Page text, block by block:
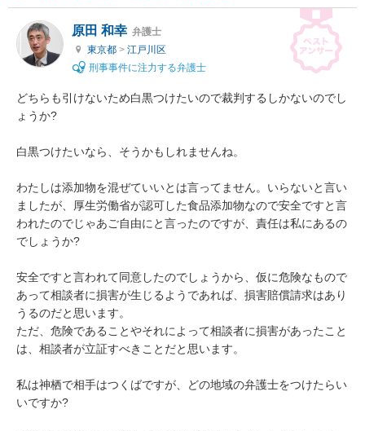
原田 和幸 弁護士
東京都 > 江戸川区
刑事事件に注力する弁護士
どちらも引けないため白黒つけたいので裁判するしかないのでし
ょうか?
白黒つけたいなら、そうかもしれませんね。
わたしは添加物を混ぜていいとは言ってません。いらないと言い
ましたが、厚生労働省が認可した食品添加物なので安全ですと言
われたのでじゃあご自由にと言ったのですが、責任は私にあるの
でしょうか?
安全ですと言われて同意したのでしょうから、仮に危険なもので
あって相談者に損害が生じるようであれば、損害賠償請求はあり
うるのだと思います。
ただ、危険であることやそれによって相談者に損害があったこと
は、相談者が立証すべきことだと思います。
私は神栖で相手はつくばですが、どの地域の弁護士をつけたらい
いですか?